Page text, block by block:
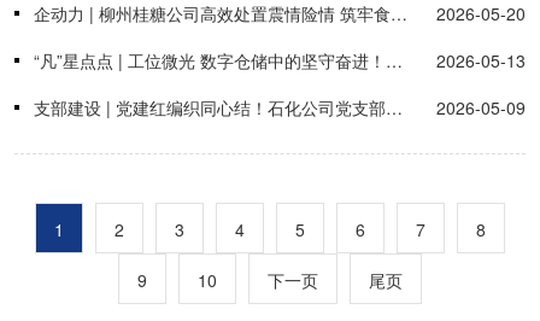
企动力 | 柳州桂糖公司高效处置震情险情 筑牢食糖仓储安全防线
2026-05-20
“凡”星点点 | 工位微光 数字仓储中的坚守奋进！—— 记贵港桂糖公司储运部主管杨亮
2026-05-13
支部建设 | 党建红编织同心结！石化公司党支部开展铸牢中华民族共同体意识主题党日活动
2026-05-09
1 2 3 4 5 6 7 8
9 10 下一页 尾页